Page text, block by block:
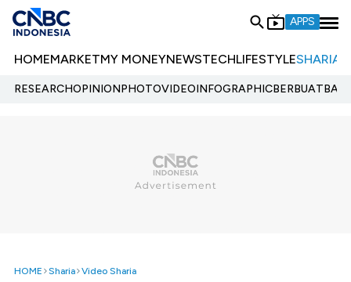
APPS
HOMEMARKETMY MONEYNEWSTECHLIFESTYLESHARIA
RESEARCHOPINIONPHOTOVIDEOINFOGRAPHIC
HOME Sharia Video Sharia